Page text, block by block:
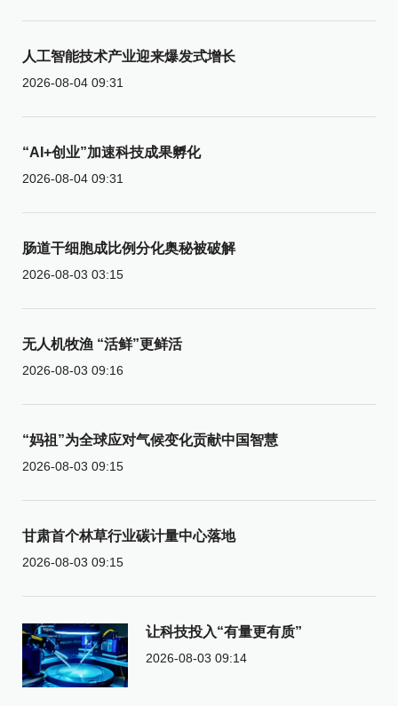
人工智能技术产业迎来爆发式增长
2026-08-04 09:31
“AI+创业”加速科技成果孵化
2026-08-04 09:31
肠道干细胞成比例分化奥秘被破解
2026-08-03 03:15
无人机牧渔 “活鲜”更鲜活
2026-08-03 09:16
“妈祖”为全球应对气候变化贡献中国智慧
2026-08-03 09:15
甘肃首个林草行业碳计量中心落地
2026-08-03 09:15
让科技投入“有量更有质”
2026-08-03 09:14